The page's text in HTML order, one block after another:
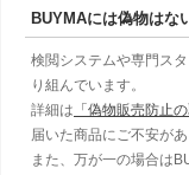
BUYMAには偽物はな
検閲システムや専門ス
り組んでいます。
詳細は 「偽物販売防止
届いた商品にご不安が
また、万が一の場合は